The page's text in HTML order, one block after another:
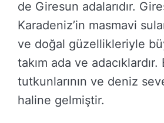
de Giresun adalarıdır.
Karadeniz’in masmavi
ve doğal güzellikleriyle
takım ada ve
tutkunlarının ve deniz
haline gelmiştir.